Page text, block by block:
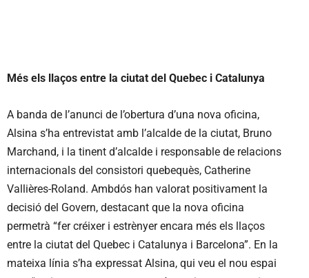
Més els llaços entre la ciutat del Quebec i Catalunya
A banda de l’anunci de l’obertura d’una nova oficina,
Alsina s’ha entrevistat amb l’alcalde de la ciutat, Bruno
Marchand, i la tinent d’alcalde i responsable de relacions
internacionals del consistori quebequès, Catherine
Vallières-Roland. Ambdós han valorat positivament la
decisió del Govern, destacant que la nova oficina
permetrà “fer créixer i estrènyer encara més els llaços
entre la ciutat del Quebec i Catalunya i Barcelona”. En la
mateixa línia s’ha expressat Alsina, qui veu el nou espai